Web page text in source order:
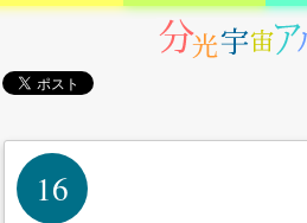
16